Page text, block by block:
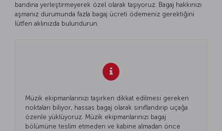
bandına yerleştirmeyerek özel olarak taşıyoruz. Bagaj hakkınızı
aşmanız durumunda fazla bagaj ücreti ödemeniz gerektiğini
lütfen aklınızda bulundurun.
Müzik ekipmanlarınızı taşırken dikkat edilmesi gereken
noktaları biliyor, hassas bagaj olarak sınıflandırıp uçağa
özenle yüklüyoruz. Müzik ekipmanlarınızı bagaj
bölümüne teslim etmeden ve kabine almadan önce